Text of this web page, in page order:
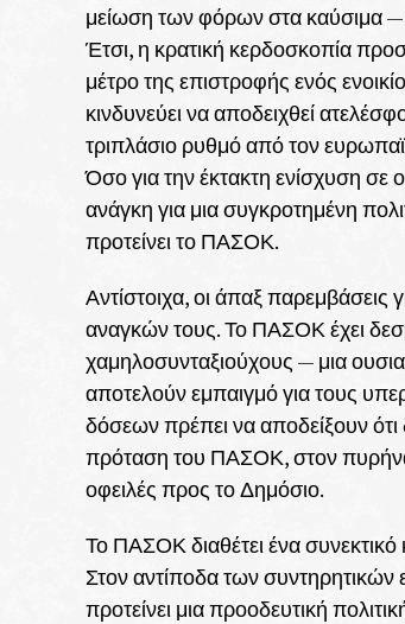
μείωση των φόρων στα καύσιμα —
Έτσι, η κρατική κερδοσκοπία
μέτρο της επιστροφής ενός
κινδυνεύει να αποδειχθεί
τριπλάσιο ρυθμό από τον
Όσο για την έκτακτη ενίσχυση σε
ανάγκη για μια συγκροτημένη
προτείνει το ΠΑΣΟΚ.
Αντίστοιχα, οι άπαξ
αναγκών τους. Το ΠΑΣΟΚ έχει
χαμηλοσυνταξιούχους — μια
αποτελούν εμπαιγμό για τους
δόσεων πρέπει να αποδείξουν ότι
πρόταση του ΠΑΣΟΚ, στον πυρήνα
οφειλές προς το Δημόσιο.
Το ΠΑΣΟΚ διαθέτει ένα συνεκτικό
Στον αντίποδα των
προτείνει μια προοδευτική